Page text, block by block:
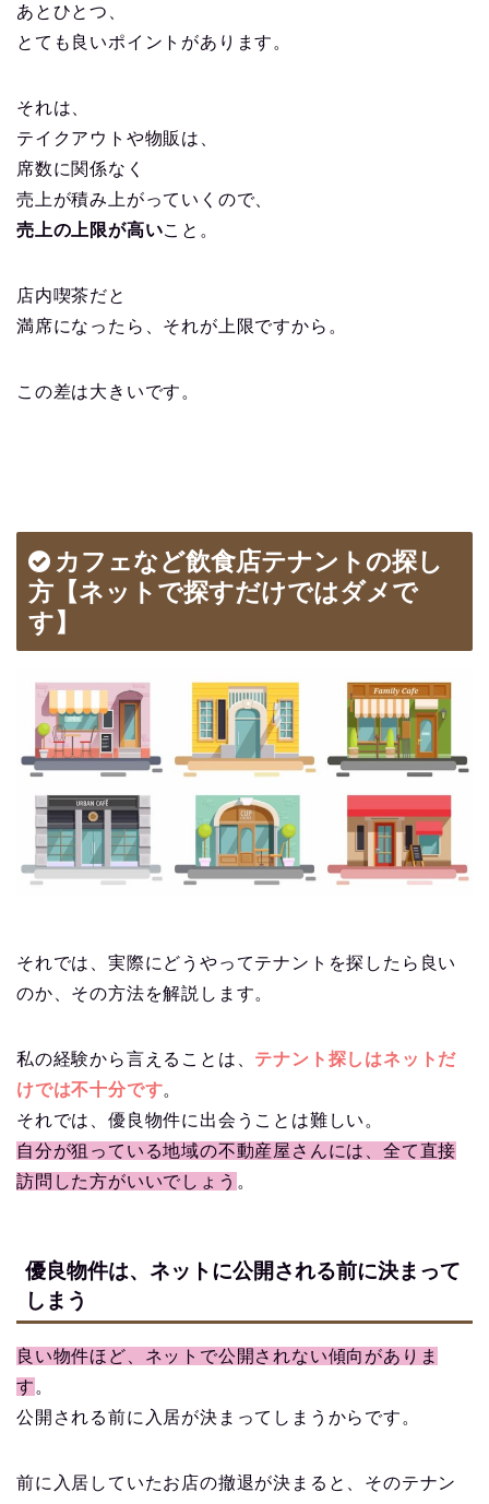
あとひとつ、
とても良いポイントがあります。
それは、
テイクアウトや物販は、
席数に関係なく
売上が積み上がっていくので、
売上の上限が高いこと。
店内喫茶だと
満席になったら、それが上限ですから。
この差は大きいです。
カフェなど飲食店テナントの探し
方【ネットで探すだけではダメで
す】
それでは、実際にどうやってテナントを探したら良い
のか、その方法を解説します。
私の経験から言えることは、 テナント探しはネットだ
けでは不十分です。
それでは、優良物件に出会うことは難しい。
自分が狙っている地域の不動産屋さんには、全て直接
訪問した方がいいでしょう 。
優良物件は、ネットに公開される前に決まって
しまう
良い物件ほど、ネットで公開されない傾向がありま
す 。
公開される前に入居が決まってしまうからです。
前に入居していたお店の撤退が決まると、そのテナン